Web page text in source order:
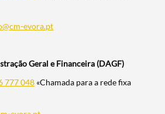
evora.pt
Geral e Financeira (DAGF)
777 048 «Chamada para a rede fixa